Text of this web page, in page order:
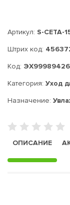
Артикул: S-CETA-
Штрих код:
Код:
Категория: Уход
Назначение:
ОПИСАНИЕ